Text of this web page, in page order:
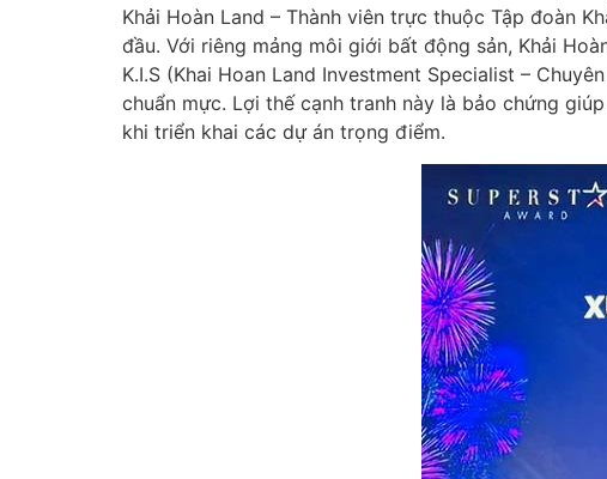
Khải Hoàn Land – Thành viên trực thuộc Tập đoàn
đầu. Với riêng mảng môi giới bất động sản, Khải
K.I.S (Khai Hoan Land Investment Specialist –
chuẩn mực. Lợi thế cạnh tranh này là bảo chứng
khi triển khai các dự án trọng điểm.